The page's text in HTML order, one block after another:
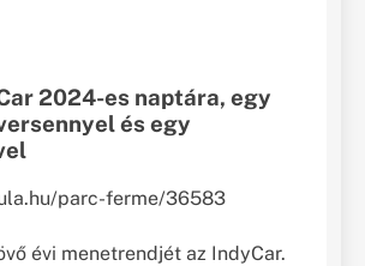
2024-es naptára, egy
és egy
parc-ferme/36583
évi menetrendjét az IndyCar.